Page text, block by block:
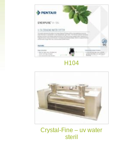
H104
Crystal-Fine – uv water
steril